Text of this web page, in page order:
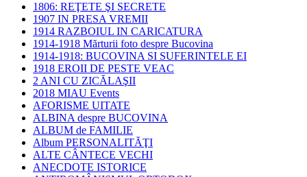
1806: REŢETE ŞI SECRETE
1907 IN PRESA VREMII
1914 RAZBOIUL IN CARICATURA
1914-1918 Mărturii foto despre Bucovina
1914-1918: BUCOVINA SI SUFERINTELE EI
1918 EROII DE PESTE VEAC
2 ANI CU ZICĂLAŞII
2018 MIAU Events
AFORISME UITATE
ALBINA despre BUCOVINA
ALBUM de FAMILIE
Album PERSONALITĂŢI
ALTE CÂNTECE VECHI
ANECDOTE ISTORICE